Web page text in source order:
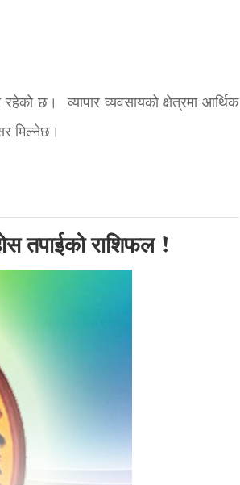
छ। व्यापार व्यवसायको क्षेत्रमा आर्थिक
मिल्नेछ।
तपाईको राशिफल !